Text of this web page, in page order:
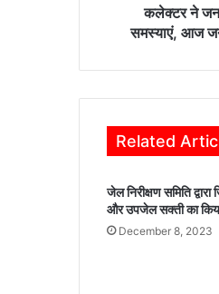
नी
ज
वि
भि
स
कलेक्टर ने
समस्याएं, आज
Related
जेल निरीक्षण समिति
और उपजेल सक्ती का किया
December 8, 2023